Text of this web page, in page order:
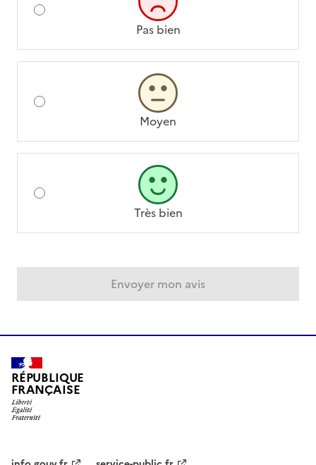
Pas bien
Moyen
Très bien
Envoyer mon avis
RÉPUBLIQUE
FRANÇAISE